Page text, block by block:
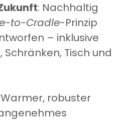
: Nachhaltig
to-Cradle-Prinzip
– inklusive
Tisch und
Warmer, robuster